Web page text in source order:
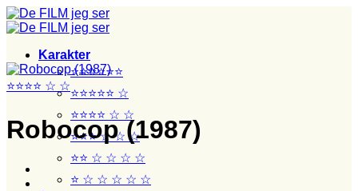
Fortsæt
til
Karakter
⭐⭐⭐⭐⭐⭐
⭐⭐⭐⭐⭐ ☆
⭐⭐⭐⭐ ☆ ☆
⭐⭐⭐ ☆ ☆ ☆
⭐⭐ ☆ ☆ ☆ ☆
⭐ ☆ ☆ ☆ ☆ ☆
⭐⭐⭐⭐ ☆ ☆
Robocop (1987)